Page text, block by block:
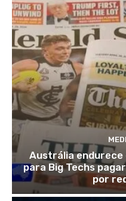
Austrália endurece
para Big Techs
por